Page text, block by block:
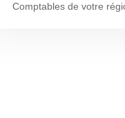
Comptables de votre